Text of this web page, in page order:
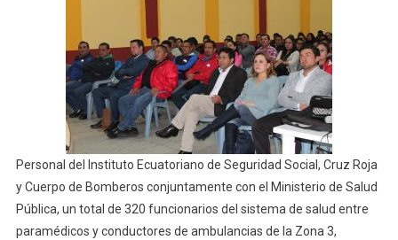
EN
ATENCIÓN
PRE
HOSPITALARIA
Personal del Instituto Ecuatoriano de Seguridad Social, Cruz Roja
y Cuerpo de Bomberos conjuntamente con el Ministerio de Salud
Pública, un total de 320 funcionarios del sistema de salud entre
paramédicos y conductores de ambulancias de la Zona 3,